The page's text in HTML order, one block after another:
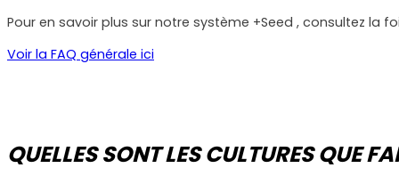
Pour en savoir plus sur notre système +Seed , consultez la
Voir la FAQ générale ici
QUELLES SONT LES CULTURES QUE